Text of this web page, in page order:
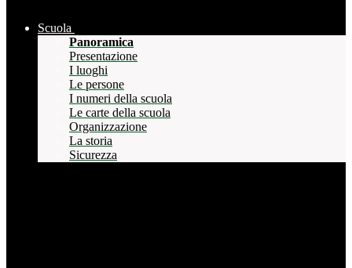
Scuola
Panoramica
Presentazione
I luoghi
Le persone
I numeri della scuola
Le carte della scuola
Organizzazione
La storia
Sicurezza